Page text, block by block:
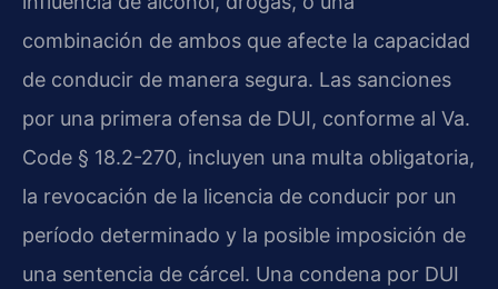
combinación de ambos que afecte la capacidad
de conducir de manera segura. Las sanciones
por una primera ofensa de DUI, conforme al Va.
Code § 18.2-270, incluyen una multa obligatoria,
la revocación de la licencia de conducir por un
período determinado y la posible imposición de
una sentencia de cárcel. Una condena por DUI